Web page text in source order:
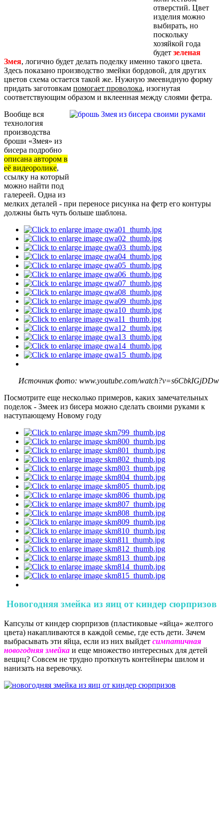
отверстий. Цвет
изделия можно
выбирать, но
поскольку
хозяйкой года
будет зеленая
Змея, логично будет делать поделку именно такого цвета.
Здесь показано производство змейки бордовой, для других
цветов схема остается такой же. Нужную змеевидную форму
придать заготовкам помогает проволока, изогнутая
соответствующим образом и вклеенная между слоями фетра.
Вообще вся
технология
производства
броши «Змея» из
бисера подробно
описана автором в
её видеоролике,
ссылку на который
можно найти под
галереей. Одна из
мелких деталей - при переносе рисунка на фетр его контуры
должны быть чуть больше шаблона.
Источник фото: www.youtube.com/watch?v=s6CbkIGjDDw
Посмотрите еще несколько примеров, каких замечательных
поделок - Змеек из бисера можно сделать своими руками к
наступающему Новому году
Новогодняя змейка из яиц от киндер сюрпризов
Капсулы от киндер сюрпризов (пластиковые «яйца» желтого
цвета) накапливаются в каждой семье, где есть дети. Зачем
выбрасывать эти яйца, если из них выйдет симпатичная
новогодняя змейка и еще множество интересных для детей
вещиц? Совсем не трудно проткнуть контейнеры шилом и
нанизать на веревочку.